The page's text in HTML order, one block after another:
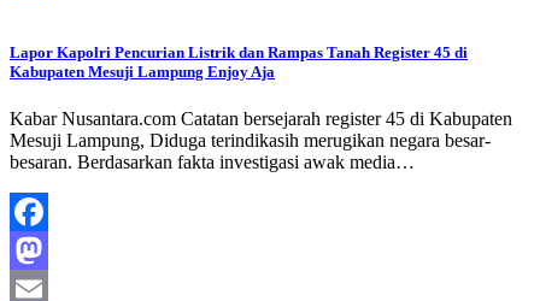
Lapor Kapolri Pencurian Listrik dan Rampas Tanah Register 45 di
Kabupaten Mesuji Lampung Enjoy Aja
Kabar Nusantara.com Catatan bersejarah register 45 di Kabupaten
Mesuji Lampung, Diduga terindikasih merugikan negara besar-
besaran. Berdasarkan fakta investigasi awak media…
Facebook
Mastodon